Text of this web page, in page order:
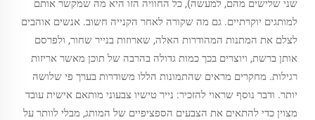
שני שלישים מהם, למעשה), כל החוויה הזו היא מה שמקשר אותם
למותגים יוקרתיים. גם מה שקורה לאחר הקנייה חשוב. אנשים אוהבים
לצלם את המתנות המהודרות האלה, שארוזות בנייר שחור, ולפרסם
אותן ברשת, ויוצרים בכך כמות גדולה בהרבה של תוכן מאשר אריזות
רגילות. מחקרים מראים שהתמונות הללו משודרות בערך פי שלושה
יותר. ודבר נוסף שראוי להזכיר: נייר טישיו צבעוני מותאם אישית עובד
מצוין כדי להתאים את הצבעים הספציפיים של המותג, מבלי לוותר על